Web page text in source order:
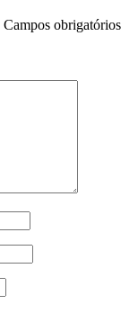
Campos obrigatórios